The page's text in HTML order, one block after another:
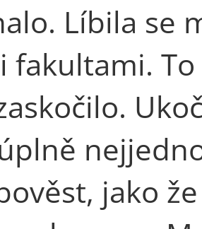
Líbila se
fakultami.
jako